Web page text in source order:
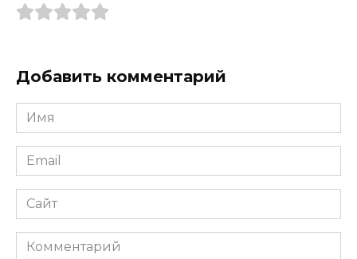
Добавить комментарий
Имя
*
Email
*
Сайт
Комментарий